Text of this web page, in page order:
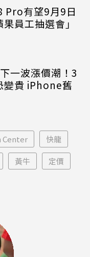
Pro有望9月9日
員工抽選會」
一波漲價潮！3
變貴 iPhone舊
Center 快龍
黃牛 定價